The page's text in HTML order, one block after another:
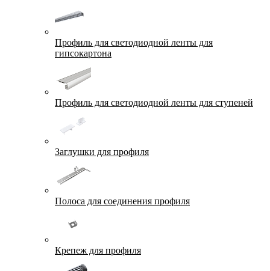
Профиль для светодиодной ленты для
гипсокартона
Профиль для светодиодной ленты для ступеней
Заглушки для профиля
Полоса для соединения профиля
Крепеж для профиля